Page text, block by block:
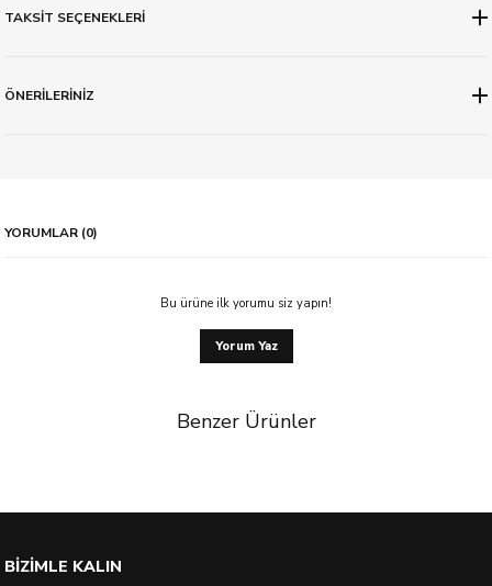
TAKSİT SEÇENEKLERİ
ÖNERİLERİNİZ
YORUMLAR (0)
Bu ürüne ilk yorumu siz yapın!
Yorum Yaz
Benzer Ürünler
BİZİMLE KALIN